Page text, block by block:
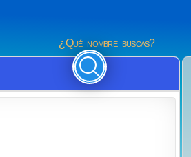
¿Qué nombre buscas?